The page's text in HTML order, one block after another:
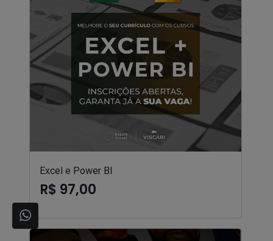
Excel e Power BI
R$ 97,00